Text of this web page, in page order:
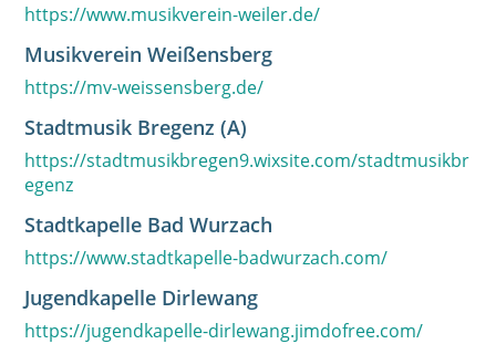
https://www.musikverein-weiler.de/
Musikverein Weißensberg
https://mv-weissensberg.de/
Stadtmusik Bregenz (A)
https://stadtmusikbregen9.wixsite.com/stadtmusikbr
egenz
Stadtkapelle Bad Wurzach
https://www.stadtkapelle-badwurzach.com/
Jugendkapelle Dirlewang
https://jugendkapelle-dirlewang.jimdofree.com/